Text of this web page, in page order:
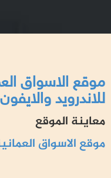
موقع الاسواق
للاندرويد والايفون
معاينة الموقع
موقع الاسواق العمانية